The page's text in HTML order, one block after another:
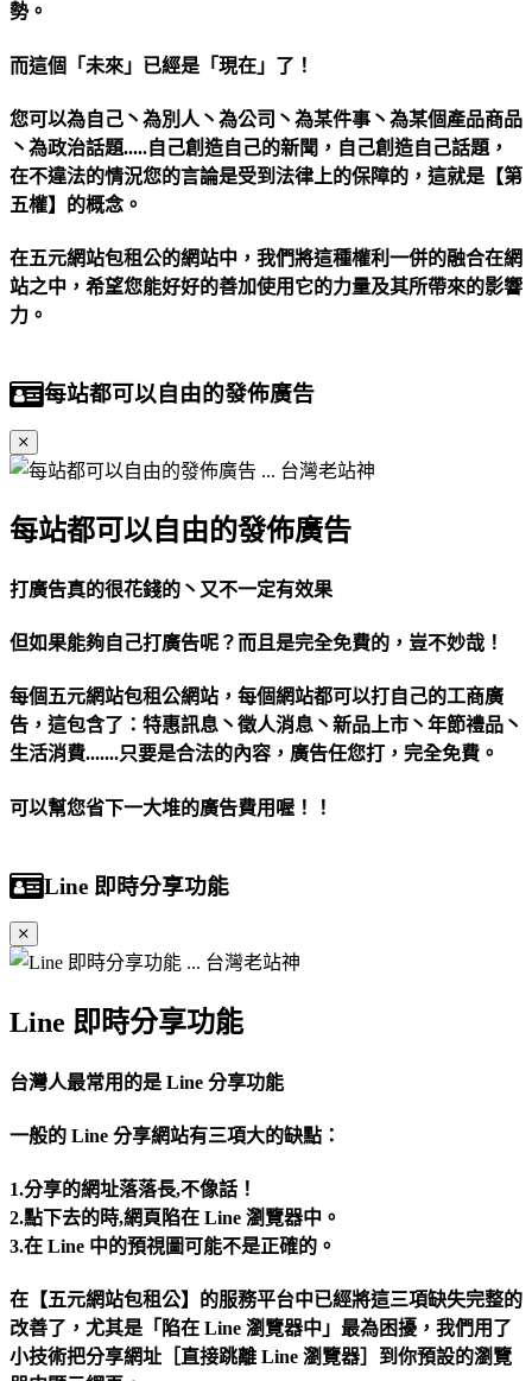
勢。
而這個「未來」已經是「現在」了！
您可以為自己丶為別人丶為公司丶為某件事丶為某個產品商品
丶為政治話題.....自己創造自己的新聞，自己創造自己話題，
在不違法的情況您的言論是受到法律上的保障的，這就是【第
五權】的概念。
在五元網站包租公的網站中，我們將這種權利一併的融合在網
站之中，希望您能好好的善加使用它的力量及其所帶來的影響
力。
每站都可以自由的發佈廣告
每站都可以自由的發佈廣告
打廣告真的很花錢的丶又不一定有效果
但如果能夠自己打廣告呢？而且是完全免費的，豈不妙哉！
每個五元網站包租公網站，每個網站都可以打自己的工商廣
告，這包含了：特惠訊息丶徵人消息丶新品上市丶年節禮品丶
生活消費.......只要是合法的內容，廣告任您打，完全免費。
可以幫您省下一大堆的廣告費用喔！！
Line 即時分享功能
Line 即時分享功能
台灣人最常用的是 Line 分享功能
一般的 Line 分享網站有三項大的缺點：
1.分享的網址落落長,不像話！
2.點下去的時,網頁陷在 Line 瀏覽器中。
3.在 Line 中的預視圖可能不是正確的。
在【五元網站包租公】的服務平台中已經將這三項缺失完整的
改善了，尤其是「陷在 Line 瀏覽器中」最為困擾，我們用了
小技術把分享網址［直接跳離 Line 瀏覽器］到你預設的瀏覽